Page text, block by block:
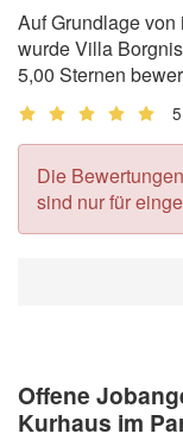
Auf Grundlage
wurde Villa
5,00 Sternen
Die
sind nur für
Offene
Kurhaus im